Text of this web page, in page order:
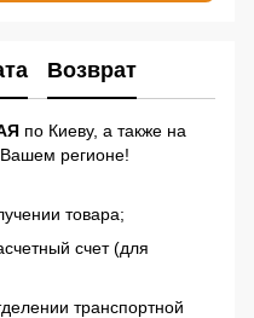
Возврат
по Киеву, а также на
Вашем регионе!
товара;
счет (для
транспортной